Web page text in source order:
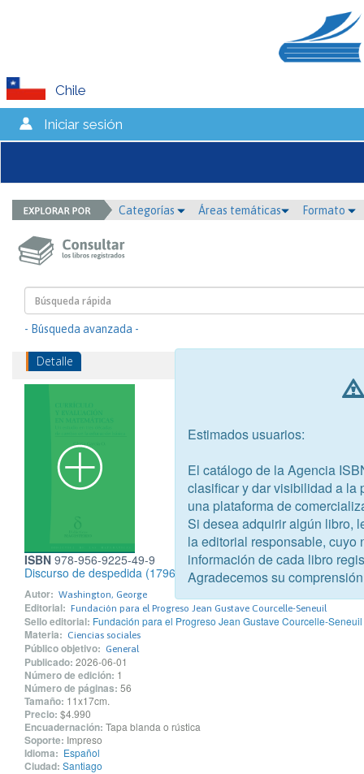
Chile
Iniciar sesión
Categorías Áreas temáticas Formato
- Búsqueda avanzada -
Detalle
ISBN 978-956-9225-49-9
Discurso de despedida (1796)
Autor: Washington, George
Editorial: Fundación para el Progreso Jean Gustave Courcelle-Seneuil
Sello editorial: Fundación para el Progreso Jean Gustave Courcelle-Seneuil
Materia: Ciencias sociales
Público objetivo: General
Publicado: 2026-06-01
Número de edición: 1
Número de páginas: 56
Tamaño: 11x17cm.
Precio: $4.990
Encuadernación: Tapa blanda o rústica
Soporte: Impreso
Idioma: Español
Ciudad: Santiago
Estimados usuarios:
El catálogo de la Agencia
clasificar y dar visibilidad a la
una plataforma de
Si desea adquirir algún libro,
la editorial responsable, cuyo
información de cada libro
Agradecemos su